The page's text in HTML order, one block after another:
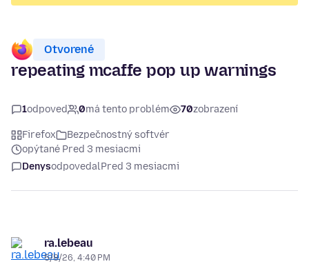
Otvorené
repeating mcaffe pop up warnings
1odpoveď 0má tento problém 70zobrazení
Firefox
Bezpečnostný softvér
opýtané Pred 3 mesiacmi
DenysodpovedalPred 3 mesiacmi
ra.lebeau
5/8/26, 4:40 PM